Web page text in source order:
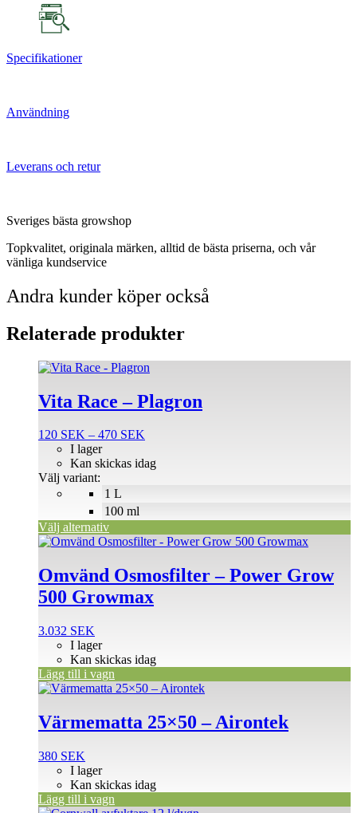
Specifikationer
Användning
Leverans och retur
Sveriges bästa growshop
Topkvalitet, originala märken, alltid de bästa priserna, och vår
vänliga kundservice
Andra kunder köper också
Relaterade produkter
Vita Race – Plagron
120 SEK – 470 SEK
till
1 L
100 ml
I lager
Kan skickas idag
Välj variant:
Välj alternativ
Den
produkten
har
varianter.
olika
alternativen
på
produktsidan
Omvänd Osmosfilter – Power Grow
500 Growmax
3.032 SEK
I lager
Kan skickas idag
Lägg till i vagn
Värmematta 25×50 – Airontek
380 SEK
I lager
Kan skickas idag
Lägg till i vagn